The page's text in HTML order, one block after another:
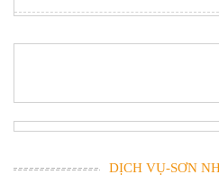
DỊCH VỤ-SƠN